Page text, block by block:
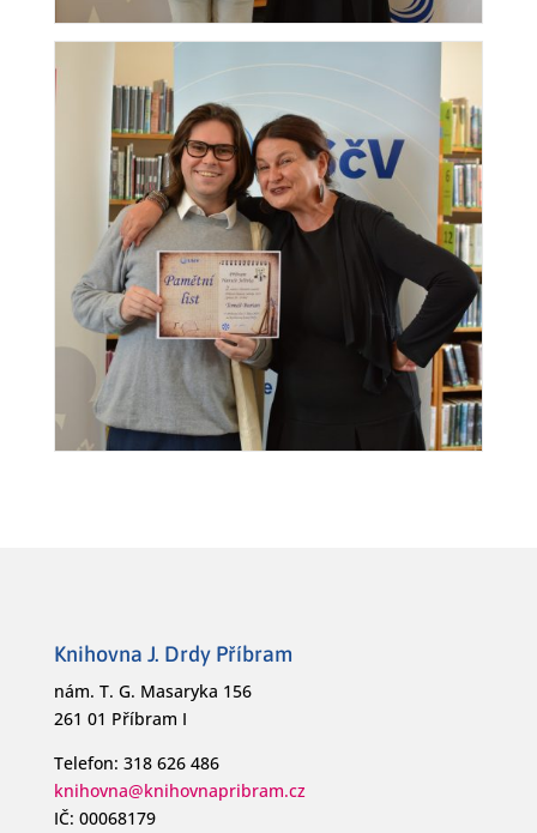
Knihovna J. Drdy Příbram
nám. T. G. Masaryka 156
261 01 Příbram I
Telefon: 318 626 486
knihovna@knihovnapribram.cz
IČ: 00068179